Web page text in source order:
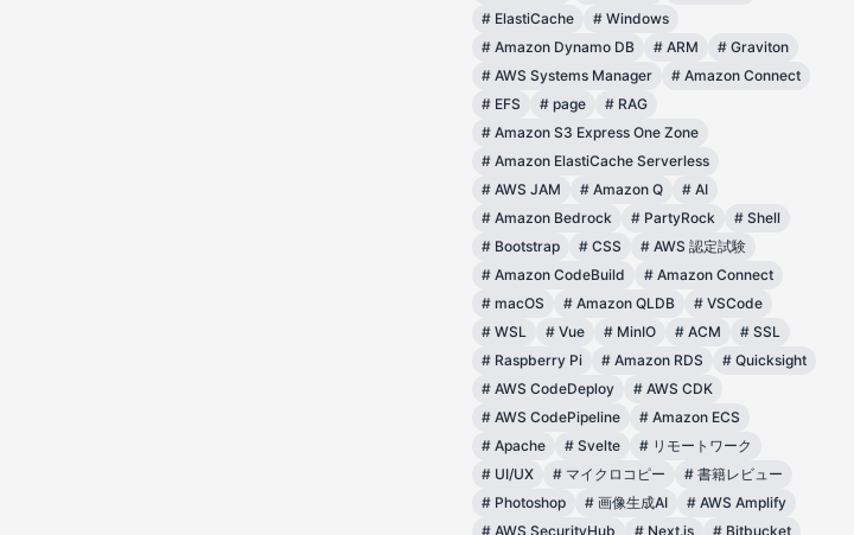
# ElastiCache # Windows
# Amazon Dynamo DB # ARM # Graviton
# AWS Systems Manager # Amazon Connect
# EFS # page # RAG
# Amazon S3 Express One Zone
# Amazon ElastiCache Serverless
# AWS JAM # Amazon Q # AI
# Amazon Bedrock # PartyRock # Shell
# Bootstrap # CSS # AWS 認定試験
# Amazon CodeBuild # Amazon Connect
# macOS # Amazon QLDB # VSCode
# WSL # Vue # MinIO # ACM # SSL
# Raspberry Pi # Amazon RDS # Quicksight
# AWS CodeDeploy # AWS CDK
# AWS CodePipeline # Amazon ECS
# Apache # Svelte # リモートワーク
# UI/UX # マイクロコピー # 書籍レビュー
# Photoshop # 画像生成AI # AWS Amplify
# AWS SecurityHub # Next.js # Bitbucket